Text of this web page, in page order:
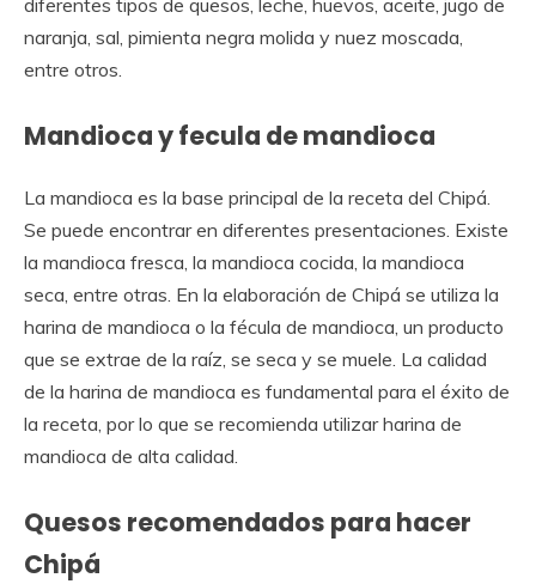
diferentes tipos de quesos, leche, huevos, aceite, jugo de
naranja, sal, pimienta negra molida y nuez moscada,
entre otros.
Mandioca y fecula de mandioca
La mandioca es la base principal de la receta del Chipá.
Se puede encontrar en diferentes presentaciones. Existe
la mandioca fresca, la mandioca cocida, la mandioca
seca, entre otras. En la elaboración de Chipá se utiliza la
harina de mandioca o la fécula de mandioca, un producto
que se extrae de la raíz, se seca y se muele. La calidad
de la harina de mandioca es fundamental para el éxito de
la receta, por lo que se recomienda utilizar harina de
mandioca de alta calidad.
Quesos recomendados para hacer
Chipá